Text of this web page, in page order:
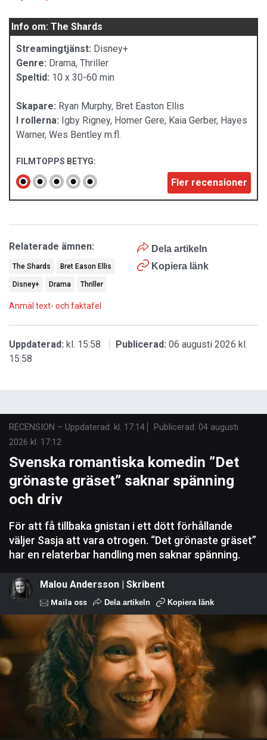
Info om: The Shards
Streamingtjänst: Disney+
Genre: Drama, Thriller
Speltid: 10 x 30-60 min
Skapare: Ryan Murphy, Bret Easton Ellis
I rollerna: Igby Rigney, Homer Gere, Kaia Gerber, Hayes
Warner, Wes Bentley m.fl.
FILMTOPPS BETYG:
Fler recensioner
Dela artikeln
Kopiera länk
Relaterade ämnen:
The Shards Bret Eason Ellis
Disney+ Drama Thriller
Anmäl text- och faktafel
Uppdaterad: kl. 15:58 Publicerad: 06 augusti 2026 kl.
15:58
RECENSION – Uppdaterad: kl. 17:14 Publicerad: 04 augusti
2026 kl. 17:12
Svenska romantiska komedin ”Det
grönaste gräset” saknar spänning
och driv
För att få tillbaka gnistan i ett dött förhållande
väljer Sasja att vara otrogen. “Det grönaste gräset”
har en relaterbar handling men saknar spänning.
Malou Andersson | Skribent
Maila oss Dela artikeln Kopiera länk